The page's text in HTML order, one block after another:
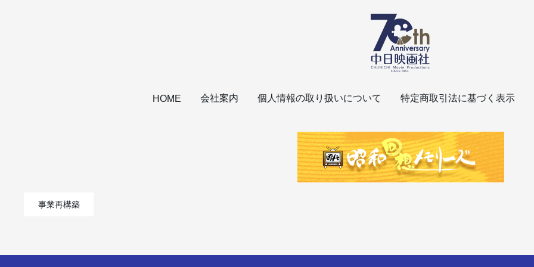
HOME 会社案内 個人情報の取り扱いについて 特定商取引法に基づく表示
事業再構築